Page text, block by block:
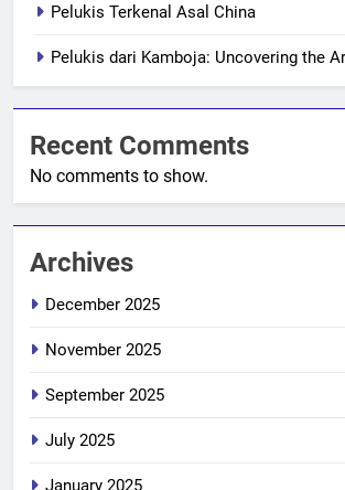
Pelukis Terkenal Asal China
Pelukis dari Kamboja: Uncovering the
Recent Comments
No comments to show.
Archives
December 2025
November 2025
September 2025
July 2025
January 2025